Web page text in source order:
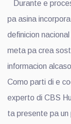
Durante e
pa asina
definicion
meta pa crea
informacion
Como parti di e
experto di CBS
ta presente pa un